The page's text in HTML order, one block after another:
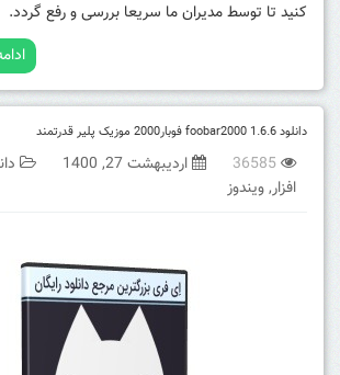
کنید تا توسط مدیران ما سریعا بررسی و رفع گردد.
دانلود foobar2000 1.6.6 فوبار2000 موزیک پلیر قدرتمند
36585 اردیبهشت 27, 1400
افزار,ویندوز